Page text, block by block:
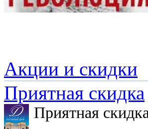
Акции и скидки
Приятная скидка
Приятная